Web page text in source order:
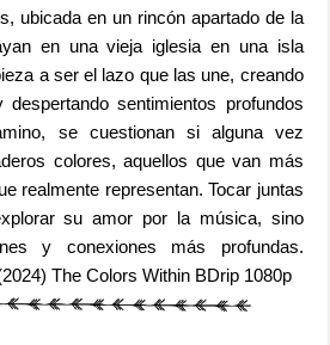
ubicada en un rincón apartado de la
en una vieja iglesia en una isla
a ser el lazo que las une, creando
sentimientos profundos
se cuestionan si alguna vez
colores, aquellos que van más
realmente representan. Tocar juntas
su amor por la música, sino
y conexiones más profundas.
The Colors Within BDrip 1080p